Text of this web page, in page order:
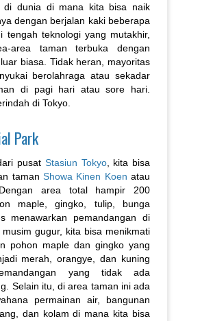
di dunia di mana kita bisa naik
dengan berjalan kaki beberapa
tengah teknologi yang mutakhir,
area taman terbuka dengan
biasa. Tidak heran, mayoritas
berolahraga atau sekadar
di pagi hari atau sore hari.
di Tokyo.
Park
pusat Stasiun Tokyo, kita bisa
taman Showa Kinen Koen atau
area total hampir 200
maple, gingko, tulip, bunga
menawarkan pemandangan di
gugur, kita bisa menikmati
pohon maple dan gingko yang
merah, orangye, dan kuning
yang tidak ada
Selain itu, di area taman ini ada
permainan air, bangunan
dan kolam di mana kita bisa